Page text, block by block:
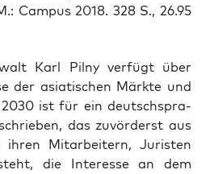
Campus 2018. 328 S., 26.95
Karl Pil­ny ver­fügt über
der asia­ti­schen Märk­te und
ist für ein deutsch­spra­
das zuvör­derst aus
ihren Mit­ar­bei­tern, Juris­ten
die Inter­es­se an dem